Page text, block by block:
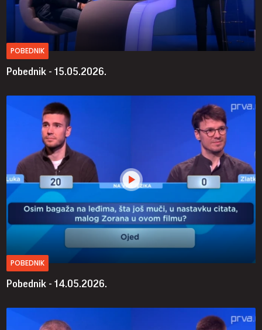
POBEDNIK
Pobednik - 15.05.2026.
POBEDNIK
Pobednik - 14.05.2026.